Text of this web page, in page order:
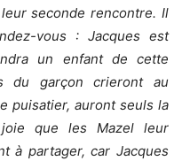
seconde rencontre. Il
vous : Jacques est
un enfant de cette
du garçon crieront au
puisatier, auront seuls la
joie que les Mazel leur
à partager, car Jacques